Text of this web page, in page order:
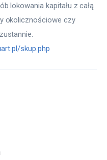
lokowania kapitału z całą
okolicznościowe czy
skup.php